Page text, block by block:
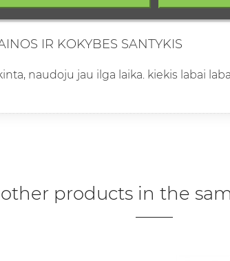
IR KOKYBES SANTYKIS
naudoju jau ilga laika. kiekis labai
other products in the